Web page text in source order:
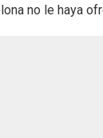
no le haya